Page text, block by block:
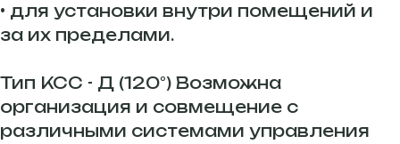
• для установки внутри помещений и
за их пределами.
Тип КСС - Д (120°) Возможна
организация и совмещение с
различными системами управления